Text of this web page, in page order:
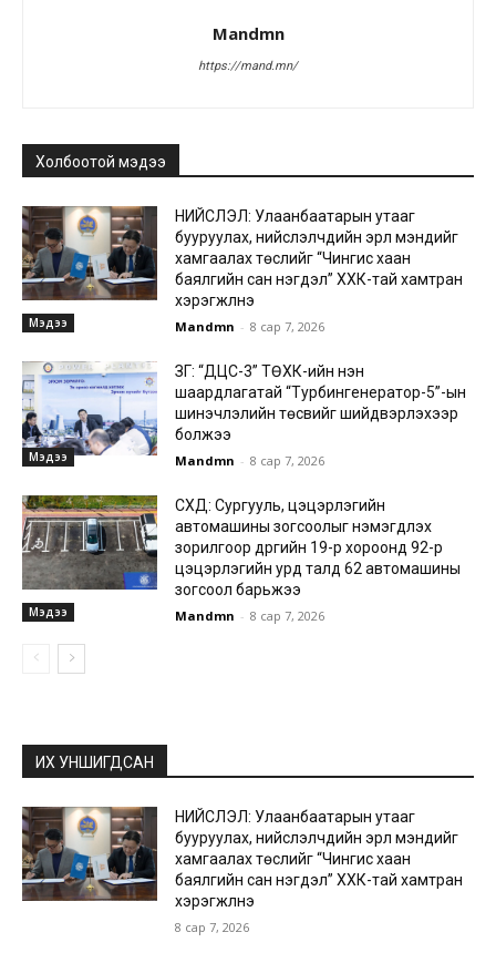
Mandmn
https://mand.mn/
Холбоотой мэдээ
Мэдээ
НИЙСЛЭЛ: Улаанбаатарын утааг
бууруулах, нийслэлчүүдийн эрүүл мэндийг
хамгаалах төслийг “Чингис хаан
баялгийн сан нэгдэл” ХХК-тай хамтран
хэрэгжүүлнэ
Mandmn - 8 сар 7, 2026
Мэдээ
ЗГ: “ДЦС-3” ТӨХК-ийн нэн
шаардлагатай “Турбингенератор-5”-ын
шинэчлэлийн төсвийг шийдвэрлэхээр
болжээ
Mandmn - 8 сар 7, 2026
Мэдээ
СХД: Сургууль, цэцэрлэгийн
автомашины зогсоолыг нэмэгдүүлэх
зорилгоор дүүргийн 19-р хороонд 92-р
цэцэрлэгийн урд талд 62 автомашины
зогсоол барьжээ
Mandmn - 8 сар 7, 2026
ИХ УНШИГДСАН
НИЙСЛЭЛ: Улаанбаатарын утааг
бууруулах, нийслэлчүүдийн эрүүл мэндийг
хамгаалах төслийг “Чингис хаан
баялгийн сан нэгдэл” ХХК-тай хамтран
хэрэгжүүлнэ
8 сар 7, 2026